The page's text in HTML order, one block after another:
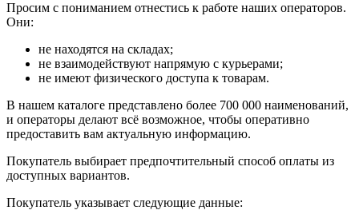
Просим с пониманием отнестись к работе наших операторов.
Они:
не находятся на складах;
не взаимодействуют напрямую с курьерами;
не имеют физического доступа к товарам.
В нашем каталоге представлено более 700 000 наименований,
и операторы делают всё возможное, чтобы оперативно
предоставить вам актуальную информацию.
Покупатель выбирает предпочтительный способ оплаты из
доступных вариантов.
Покупатель указывает следующие данные: